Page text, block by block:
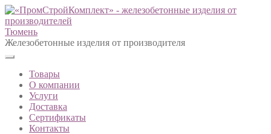
Тюмень
Железобетонные изделия от производителя
Товары
О компании
Услуги
Доставка
Сертификаты
Контакты